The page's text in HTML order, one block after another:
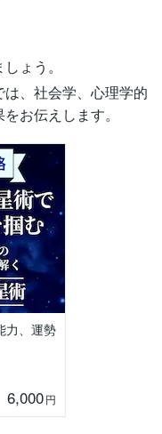
ょう。
、社会学、心理学的
お伝えします。
力、運勢
6,000円